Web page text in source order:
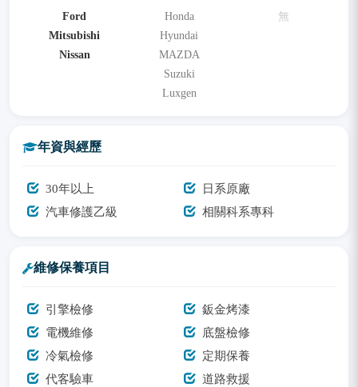
Ford
Mitsubishi
Nissan
Honda
Hyundai
MAZDA
Suzuki
Luxgen
無
年資與經歷
30年以上
日系原廠
汽車修護乙級
相關科系專科
維修保養項目
引擎檢修
鈑金烤漆
電機維修
底盤檢修
冷氣檢修
定期保養
代客驗車
道路救援